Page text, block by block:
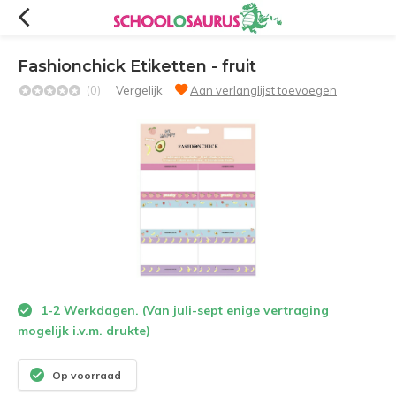
Fashionchick Etiketten - fruit
(0) Vergelijk Aan verlanglijst toevoegen
1-2 Werkdagen. (Van juli-sept enige vertraging
mogelijk i.v.m. drukte)
Op voorraad